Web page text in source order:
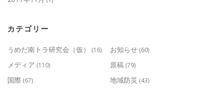
カテゴリー
うめだ南トラ研究会（仮） (16) お知らせ (60)
メディア (110) 原稿 (79)
国際 (67) 地域防災 (43)